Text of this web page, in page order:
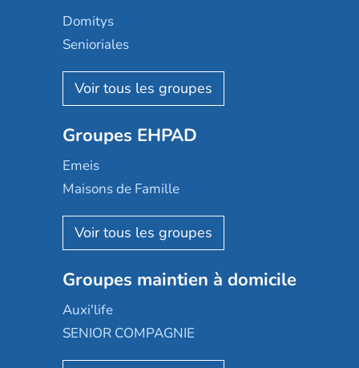
Domitys
Senioriales
Nohée
Les Résidentiels
Mobicap
Domusvi
Happy Senior
Aquarelia
Nexity edenea
Les jardins d'Arcadie
Occitalia
Appartseniors
Groupes EHPAD
Emeis
Maisons de Famille
Korian
Emera
Groupe SOS
Le Noble Âge
Almage
Groupes maintien à domicile
Auxi'life
SENIOR COMPAGNIE
AGE D'OR Services